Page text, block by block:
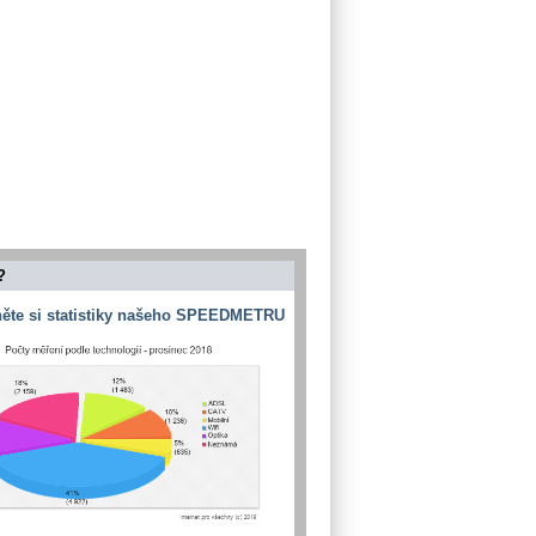
si statistiky našeho SPEEDMETRU